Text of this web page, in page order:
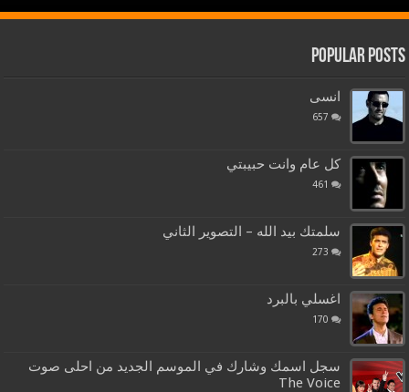
Popular Posts
انسى
657
كل عام وانت حبيبتي
461
سلمتك بيد الله – التصوير الثاني
273
اغسلي بالبرد
170
سجل اسمك وشارك في الموسم الجديد من احلى صوت
The Voice